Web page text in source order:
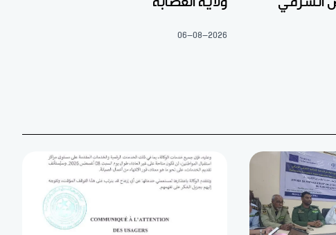
06-08-2026